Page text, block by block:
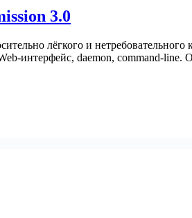
3.0
лёгкого и
интерфейс, daemon, command-